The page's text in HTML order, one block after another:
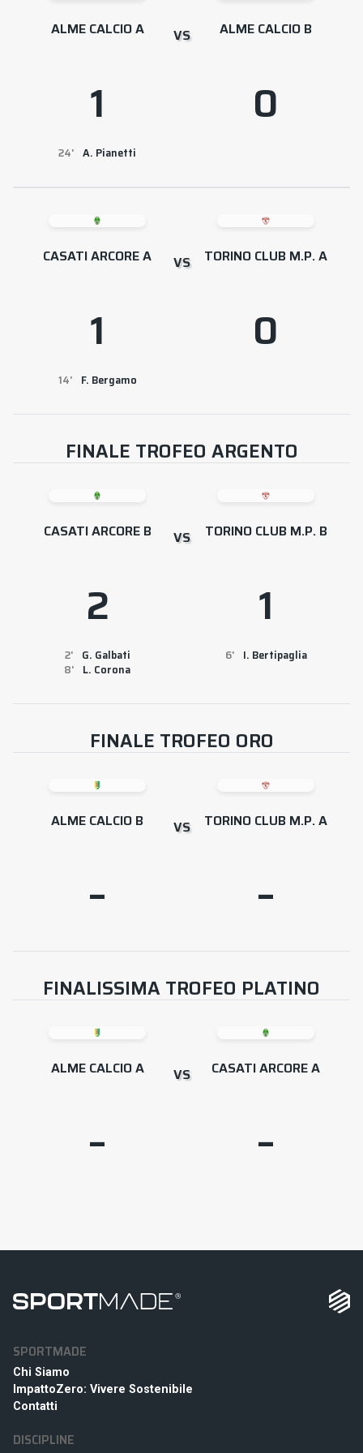
ALME CALCIO A
1
24 A. Pianetti
VS ALME CALCIO B
0
CASATI ARCORE A
1
14 F. Bergamo
VS TORINO CLUB M.P. A
0
FINALE TROFEO ARGENTO
CASATI ARCORE B
2
2
G. Galbati
8
L. Corona
VS TORINO CLUB M.P. B
1
6 I. Bertipaglia
FINALE TROFEO ORO
ALME CALCIO B
–
VS TORINO CLUB M.P. A
–
FINALISSIMA TROFEO PLATINO
ALME CALCIO A
–
VS CASATI ARCORE A
–
SPORTMADE
Chi Siamo
ImpattoZero: Vivere Sostenibile
Contatti
DISCIPLINE